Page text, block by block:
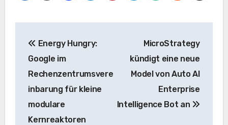
Navigation
Energy Hungry:
Google im
Rechenzentrumsvere
inbarung für kleine
modulare
Kernreaktoren
MicroStrategy
kündigt eine neue
Model von Auto AI
Enterprise
Intelligence Bot an